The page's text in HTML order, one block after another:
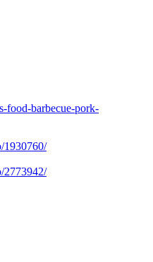
food-barbecue-pork-
1930760/
2773942/